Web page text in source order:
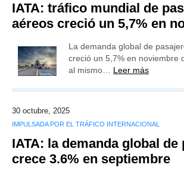
IATA: tráfico mundial de
aéreos creció un 5,7% en
La demanda global de
creció un 5,7% en noviembre
al mismo… Leer más
30 octubre, 2025
IMPULSADA POR EL TRÁFICO INTERNACIONAL
IATA: la demanda global de
crece 3.6% en septiembre